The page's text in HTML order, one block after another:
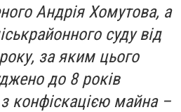
Андрія Хомутова, а
суду від
за яким цього
до 8 років
конфіскацією майна –